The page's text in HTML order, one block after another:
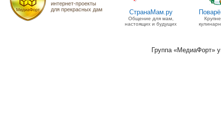
интернет-проекты
для прекрасных дам
СтранаМам.ру
Общение для мам,
настоящих и будущих
Группа «МедиаФорт»